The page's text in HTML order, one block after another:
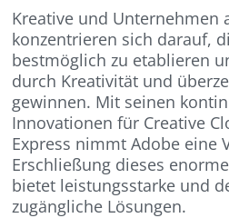
Kreative und Unternehmen
konzentrieren sich darauf,
bestmöglich zu etablieren
durch Kreativität und
gewinnen. Mit seinen
Innovationen für Creative
Express nimmt Adobe eine
Erschließung dieses
bietet leistungsstarke und
zugängliche Lösungen.